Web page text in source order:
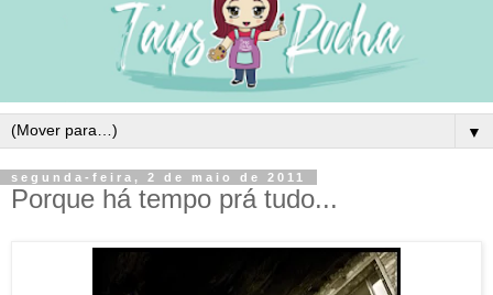
▼
segunda-feira, 2 de maio de 2011
Porque há tempo prá tudo...